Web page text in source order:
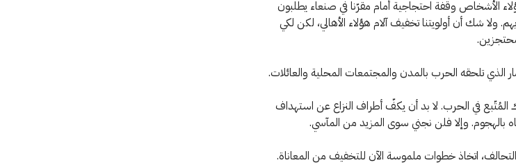
الأشخاص وقفة احتجاجية أمام مقرّنا في صنعاء يطلبون
شك أن أولويتنا تخفيف آلام هؤلاء الأهالي، لكن لكي
تلحقه الحرب بالمدن والمجتمعات المحلية والعائلات.
في الحرب. لا بد أن يكفّ أطراف النزاع عن استهداف
بالهجوم. وإلا فلن نجني سوى المزيد من المآسي.
اتخاذ خطوات ملموسة الآن للتخفيف من المعاناة.